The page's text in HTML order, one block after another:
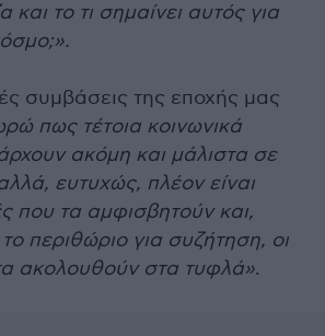
και το τι σημαίνει αυτός για
συμβάσεις της εποχής μας
πως τέτοια κοινωνικά
ακόμη και μάλιστα σε
ευτυχώς, πλέον είναι
που τα αμφισβητούν και,
περιθώριο για συζήτηση, οι
ακολουθούν στα τυφλά».